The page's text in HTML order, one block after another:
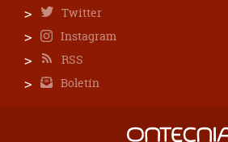
Twitter
Instagram
RSS
Boletín